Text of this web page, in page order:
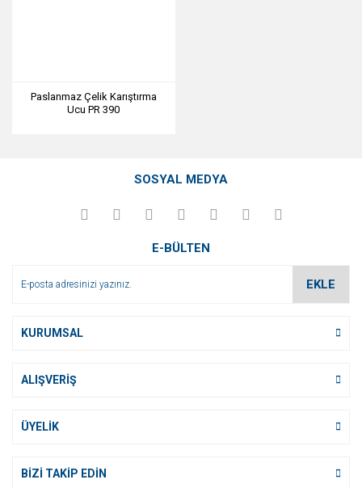
Paslanmaz Çelik Karıştırma
Ucu PR 390
SOSYAL MEDYA
E-BÜLTEN
EKLE
KURUMSAL
ALIŞVERİŞ
ÜYELİK
BİZİ TAKİP EDİN